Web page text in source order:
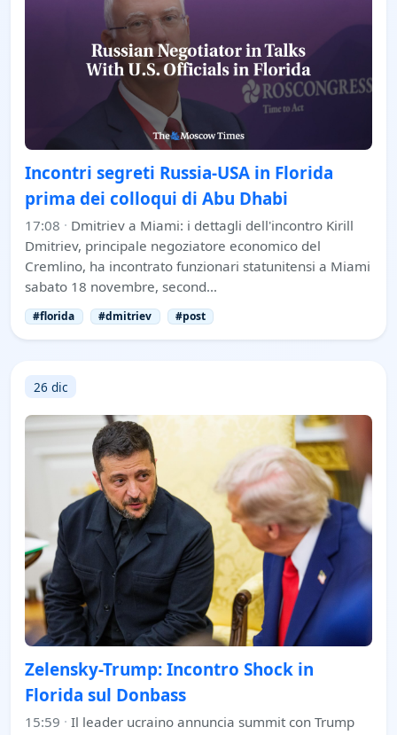
Incontri segreti Russia-USA in Florida
prima dei colloqui di Abu Dhabi
17:08 · Dmitriev a Miami: i dettagli dell'incontro Kirill
Dmitriev, principale negoziatore economico del
Cremlino, ha incontrato funzionari statunitensi a Miami
sabato 18 novembre, second…
#florida #dmitriev #post
26 dic
Zelensky-Trump: Incontro Shock in
Florida sul Donbass
15:59 · Il leader ucraino annuncia summit con Trump